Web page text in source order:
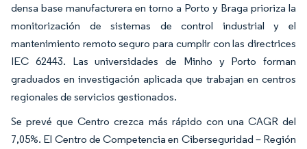
densa base manufacturera en torno a Porto y Braga prioriza la
monitorización de sistemas de control industrial y el
mantenimiento remoto seguro para cumplir con las directrices
IEC 62443. Las universidades de Minho y Porto forman
graduados en investigación aplicada que trabajan en centros
regionales de servicios gestionados.
Se prevé que Centro crezca más rápido con una CAGR del
7,05%. El Centro de Competencia en Ciberseguridad – Región